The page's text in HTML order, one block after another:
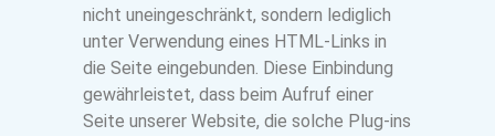
nicht uneingeschränkt, sondern lediglich
unter Verwendung eines HTML-Links in
die Seite eingebunden. Diese Einbindung
gewährleistet, dass beim Aufruf einer
Seite unserer Website, die solche Plug-ins